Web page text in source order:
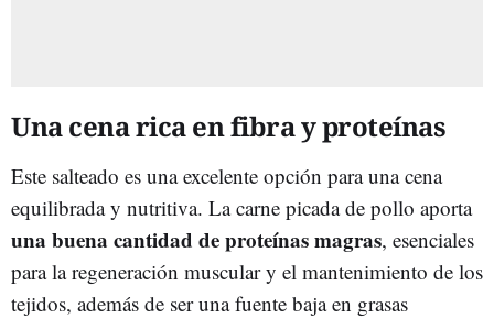
Una cena rica en fibra y proteínas
Este salteado es una excelente opción para una cena
equilibrada y nutritiva. La carne picada de pollo aporta
una buena cantidad de proteínas magras, esenciales
para la regeneración muscular y el mantenimiento de los
tejidos, además de ser una fuente baja en grasas